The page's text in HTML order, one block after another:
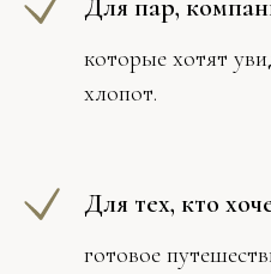
Для пар,
которые хотят
хлопот.
Для тех, кто
готовое